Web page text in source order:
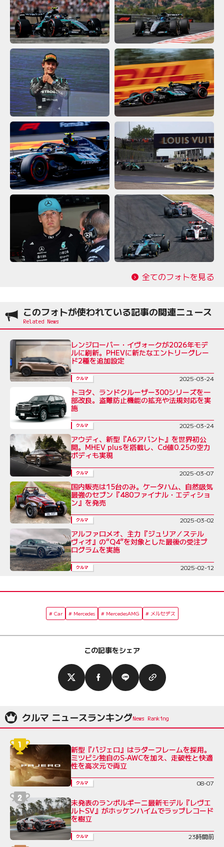
全てのフォトを見る
このフォトが使われている記事の関連ニュース
レンジローバー・イヴォークが2026年モデ
ルに刷新。PHEVに新たなエントリーグレー
ド2種を追加設定
クルマ 2025-03-24
トヨタ、ランドクルーザー300シリーズを一
部改良。盗難防止機能の拡充や法規対応を実
施
クルマ 2025-03-24
アウディ、新型『A6アバント』を世界初公
開。MHEV plusを搭載し、Cd値0.25の空力
ボディも実現
クルマ 2025-03-07
国内販売は15台のみ。ケータハム、自然吸気
最強のセブン『480ファイナル・エディショ
ン』を発売
クルマ 2025-03-02
アルファロメオ、主力『ジュリア／ステル
ヴィオ』の“Q4”を対象とした最後の受注プ
ログラムを実施
クルマ 2025-02-12
Car Mercedes MercedesAMG メルセデス
この記事をシェア
クルマ ニュースランキング
新型『パジェロ』はラダーフレームを採用。
ミツビシ独自のS-AWCを加え、走破性と快適
性を高次元で両立
クルマ 08-07
未発表のランボルギーニ最新モデル『レヴエ
ルトSV』がホッケンハイムでラップレコード
を樹立
クルマ 23時間前